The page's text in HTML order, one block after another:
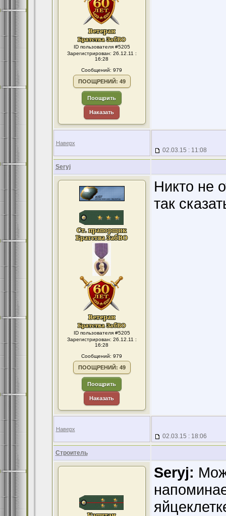
ID пользователя #5205
Зарегистрирован: 26.12.11 :
16:28
Сообщений: 979
ПООЩРЕНИЙ: 49
Поощрить
Наказать
Наверх
02.03.15 : 11:08
Seryj
ID пользователя #5205
Зарегистрирован: 26.12.11 :
16:28
Сообщений: 979
ПООЩРЕНИЙ: 49
Поощрить
Наказать
Никто не
так
Наверх
02.03.15 : 18:06
Строитель
Seryj: